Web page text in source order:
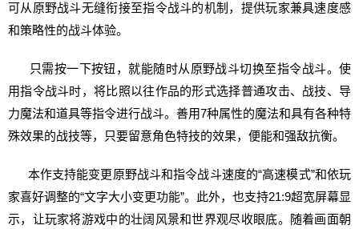
可从原野战斗无缝衔接至指令战斗的机制，提供玩家兼具速度感
和策略性的战斗体验。
只需按一下按钮，就能随时从原野战斗切换至指令战斗。使
用指令战斗时，将比照以往作品的形式选择普通攻击、战技、导
力魔法和道具等指令进行战斗。善用7种属性的魔法和具有各种特
殊效果的战技等，只要留意角色特技的效果，便能和强敌抗衡。
本作支持能变更原野战斗和指令战斗速度的“高速模式”和依玩
家喜好调整的“文字大小变更功能”。此外，也支持21:9超宽屏幕显
示，让玩家将游戏中的壮阔风景和世界观尽收眼底。随着画面朝